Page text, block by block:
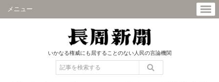
メニュー
いかなる権威にも屈することのない人民の言論機関